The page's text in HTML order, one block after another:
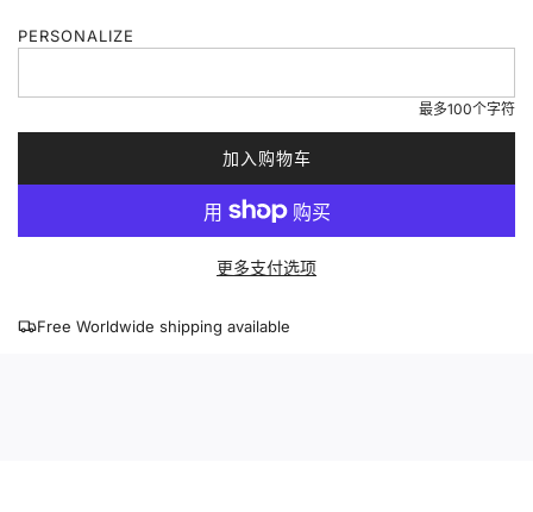
PERSONALIZE
最多100个字符
加入购物车
加
中
.
更多支付选项
Free Worldwide shipping available